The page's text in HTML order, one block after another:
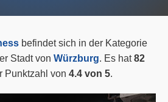
befindet sich in der Kategorie
Stadt von Würzburg. Es hat82
Punktzahl von 4.4 von 5.